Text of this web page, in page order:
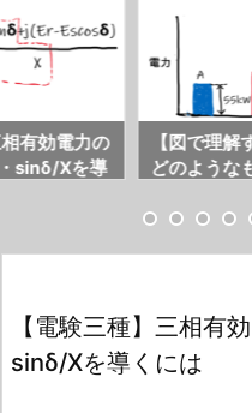
有効電力の
sinδ/Xを導
【図で理
どのような
【電験三種】三相有
sinδ/Xを導くには